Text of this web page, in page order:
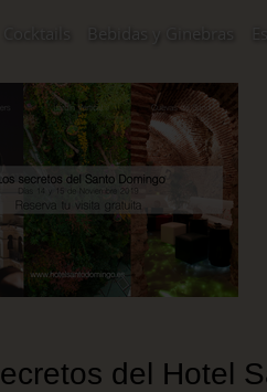
Cocktails Bebidas y Ginebras
del Hotel